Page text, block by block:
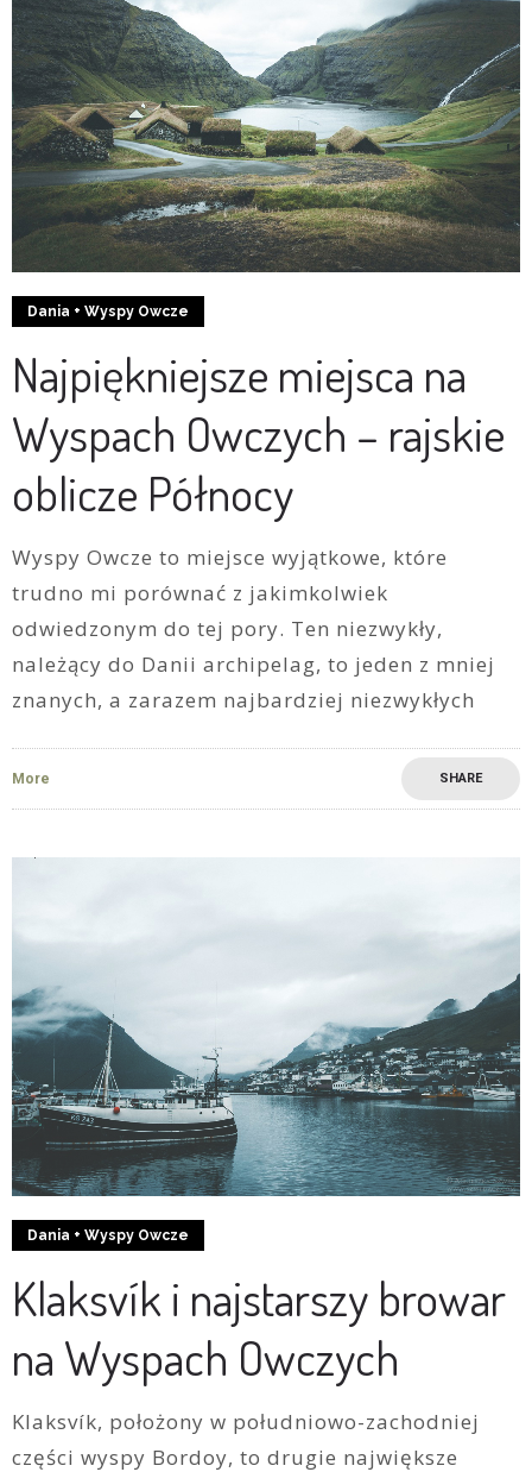
Dania + Wyspy Owcze
Najpiękniejsze miejsca na
Wyspach Owczych – rajskie
oblicze Północy
Wyspy Owcze to miejsce wyjątkowe, które
trudno mi porównać z jakimkolwiek
odwiedzonym do tej pory. Ten niezwykły,
należący do Danii archipelag, to jeden z mniej
znanych, a zarazem najbardziej niezwykłych
More SHARE
Dania + Wyspy Owcze
Klaksvík i najstarszy browar
na Wyspach Owczych
Klaksvík, położony w południowo-zachodniej
części wyspy Bordoy, to drugie największe